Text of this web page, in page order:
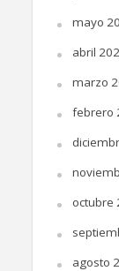
mayo
abril
marzo
febrero
octubre
agosto